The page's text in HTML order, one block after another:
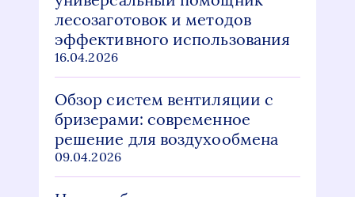
лесозаготовок и методов
эффективного использования
16.04.2026
Обзор систем вентиляции с
бризерами: современное
решение для воздухообмена
09.04.2026